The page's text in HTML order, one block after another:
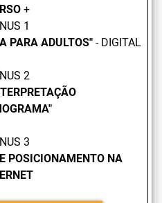
+
1
PARA ADULTOS" - DIGITAL
2
3
POSICIONAMENTO NA